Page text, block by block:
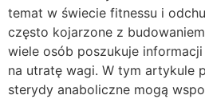
temat w świecie fitnessu i
często kojarzone z
wiele osób poszukuje
na utratę wagi. W tym artykule
sterydy anaboliczne mogą